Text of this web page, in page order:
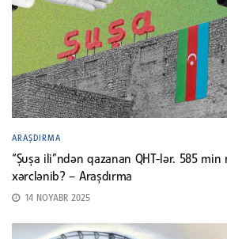
ARAŞDIRMA
“Şuşa ili”ndən qazanan QHT-lər. 585 min
xərclənib? – Araşdırma
14 NOYABR 2025